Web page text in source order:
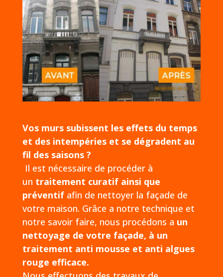
Vos murs subissent les effets du temps
et des intempéries et se dégradent au
fil des saisons ?
Il est nécessaire de procéder à
un traitement curatif ainsi que
préventifafin de nettoyer la façade de
votre maison. Grâce a notre technique et
notre savoir faire, nous procédons a un
nettoyage de votre façade, à un
traitement anti mousse et anti algues
rouge efficace.